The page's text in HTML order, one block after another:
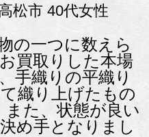
松市 40代女性
の一つに数えら
買取りした本場
手織りの平織り
織り上げたもの
た、状態が良い
め手となりまし